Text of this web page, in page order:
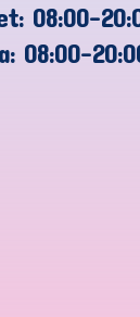
08:00-
08:00-